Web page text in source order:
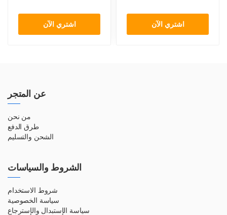
اشتري الآن اشتري الآن
عن المتجر
من نحن
طرق الدفع
الشحن والتسليم
الشروط والسياسات
شروط الاستخدام
سياسة الخصوصية
سياسة الإستبدال والإسترجاع